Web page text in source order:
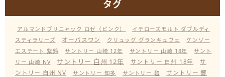
タグ
アルマンドブリニャック ロゼ（ピンク）
イチローズモルト ダブルディ
スティラリーズ
オーパスワン クリュッグ グランキュヴェ
ケンゾー
エステート 紫鈴
サントリー 山崎 12年 サントリー 山崎 18年
サント
リー 山崎 NV
サントリー 白州 12年 サントリー 白州 18年
サ
ントリー 白州 NV
サントリー 知多 サントリー 碧
サントリー 響